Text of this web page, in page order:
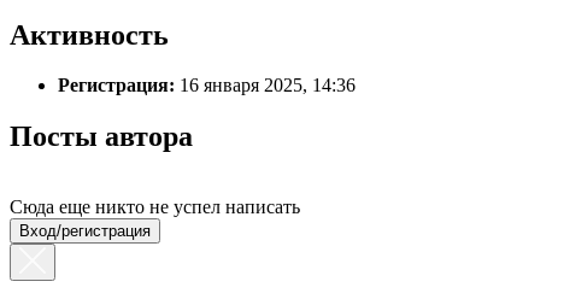
Активность
Регистрация: 16 января 2025, 14:36
Посты автора
Сюда еще никто не успел написать
Вход/регистрация